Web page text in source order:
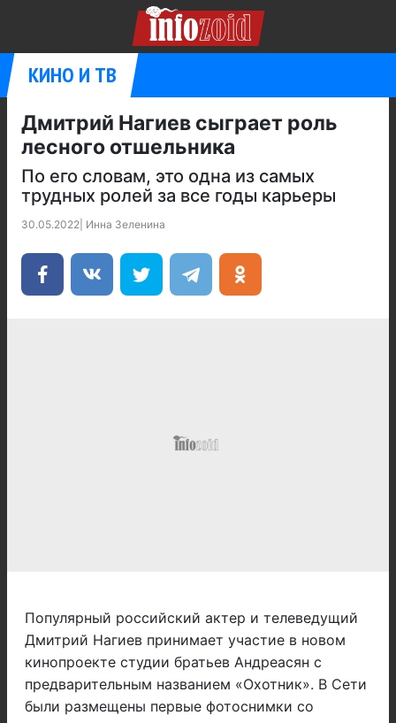
КИНО И ТВ
Дмитрий Нагиев сыграет роль
лесного отшельника
По его словам, это одна из самых
трудных ролей за все годы карьеры
30.05.2022 Инна Зеленина
Популярный российский актер и телеведущий
Дмитрий Нагиев принимает участие в новом
кинопроекте студии братьев Андреасян с
предварительным названием «Охотник». В Сети
были размещены первые фотоснимки со